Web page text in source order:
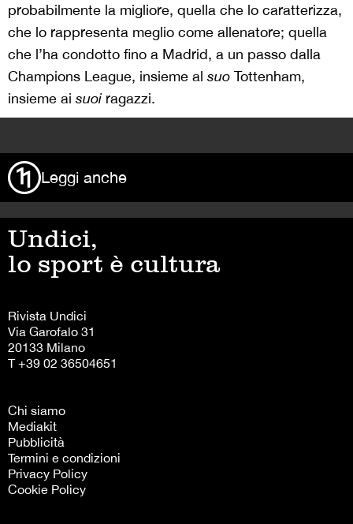
probabilmente la migliore, quella che lo caratterizza,
che lo rappresenta meglio come allenatore; quella
che l’ha condotto fino a Madrid, a un passo dalla
Champions League, insieme al suo Tottenham,
insieme ai suoi ragazzi.
Leggi anche
Undici,
lo sport è cultura
Rivista Undici
Via Garofalo 31
20133 Milano
T +39 02 36504651
Chi siamo
Mediakit
Pubblicità
Termini e condizioni
Privacy Policy
Cookie Policy